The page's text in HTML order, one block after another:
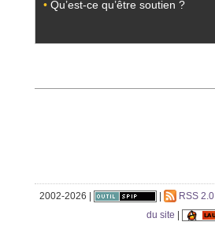
• Qu’est-ce qu’être soutien ?
2002-2026 | | RSS 2.0
du site |